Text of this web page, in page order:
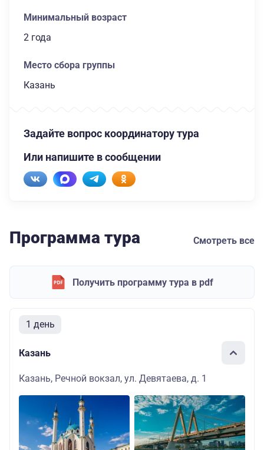
Минимальный возраст
2 года
Место сбора группы
Казань
Задайте вопрос координатору тура
Или напишите в сообщении
Программа тура Смотреть все
Получить программу тура в pdf
1 день
Казань
Казань, Речной вокзал, ул. Девятаева, д. 1